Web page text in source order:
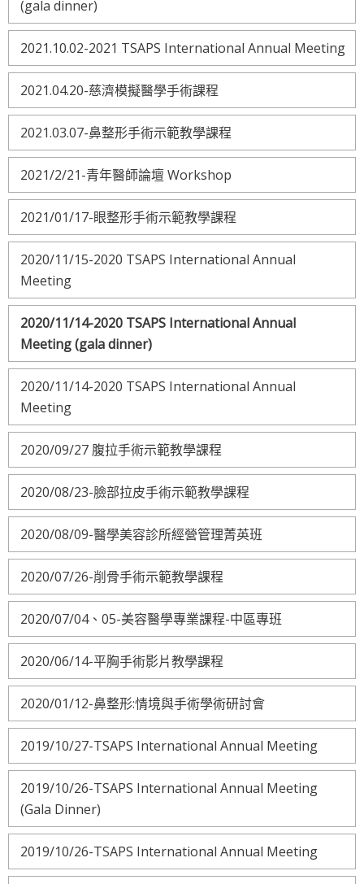
(gala dinner)
2021.10.02-2021 TSAPS International Annual Meeting
2021.04.20-慈濟模擬醫學手術課程
2021.03.07-鼻整形手術示範教學課程
2021/2/21-青年醫師論壇 Workshop
2021/01/17-眼整形手術示範教學課程
2020/11/15-2020 TSAPS International Annual
Meeting
2020/11/14-2020 TSAPS International Annual
Meeting (gala dinner)
2020/11/14-2020 TSAPS International Annual
Meeting
2020/09/27 腹拉手術示範教學課程
2020/08/23-臉部拉皮手術示範教學課程
2020/08/09-醫學美容診所經營管理菁英班
2020/07/26-削骨手術示範教學課程
2020/07/04、05-美容醫學專業課程-中區專班
2020/06/14-平胸手術影片教學課程
2020/01/12-鼻整形:情境與手術學術研討會
2019/10/27-TSAPS International Annual Meeting
2019/10/26-TSAPS International Annual Meeting
(Gala Dinner)
2019/10/26-TSAPS International Annual Meeting